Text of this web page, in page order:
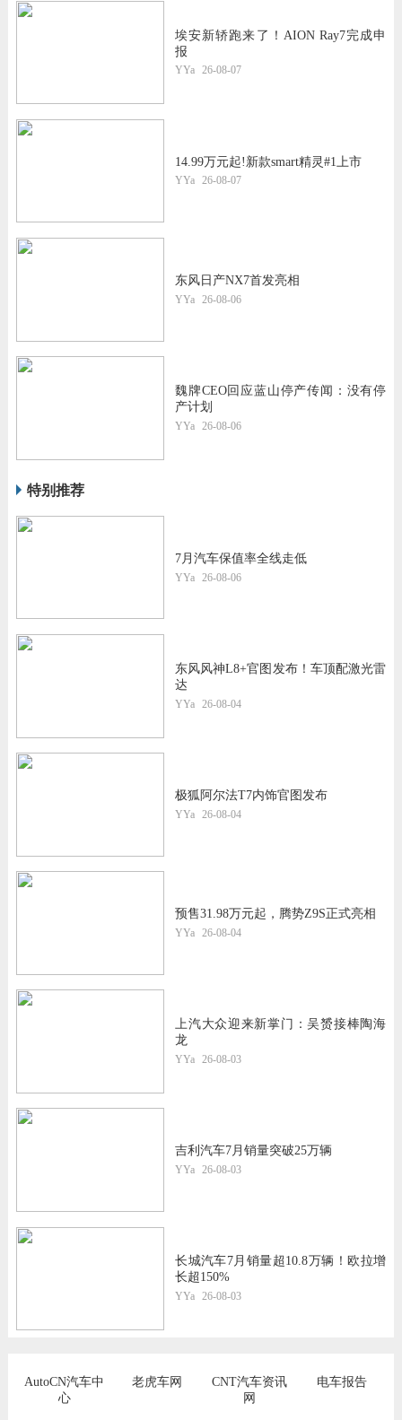
埃安新轿跑来了！AION Ray7完成申
报
YYa 26-08-07
14.99万元起!新款smart精灵#1上市
YYa 26-08-07
东风日产NX7首发亮相
YYa 26-08-06
魏牌CEO回应蓝山停产传闻：没有停
产计划
YYa 26-08-06
特别推荐
7月汽车保值率全线走低
YYa 26-08-06
东风风神L8+官图发布！车顶配激光雷
达
YYa 26-08-04
极狐阿尔法T7内饰官图发布
YYa 26-08-04
预售31.98万元起，腾势Z9S正式亮相
YYa 26-08-04
上汽大众迎来新掌门：吴赟接棒陶海
龙
YYa 26-08-03
吉利汽车7月销量突破25万辆
YYa 26-08-03
长城汽车7月销量超10.8万辆！欧拉增
长超150%
YYa 26-08-03
AutoCN汽车中
心
老虎车网
CNT汽车资讯
网
电车报告